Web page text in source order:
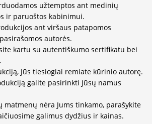
užtemptos ant medinių
ir paruoštos kabinimui.
ant viršaus patapomos
autorės.
kartu su autentiškumo sertifikatu bei
Jūs tiesiogiai remiate kūrinio autorę.
galite pasirinkti Jūsų namus
matmenų nėra Jums tinkamo, parašykite
galimus dydžius ir kainas.